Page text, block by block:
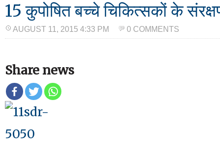
15 कुपोषित बच्चे चिकित्सकों के
AUGUST 11, 2015 4:33 PM 0 COMMENTS
Share news